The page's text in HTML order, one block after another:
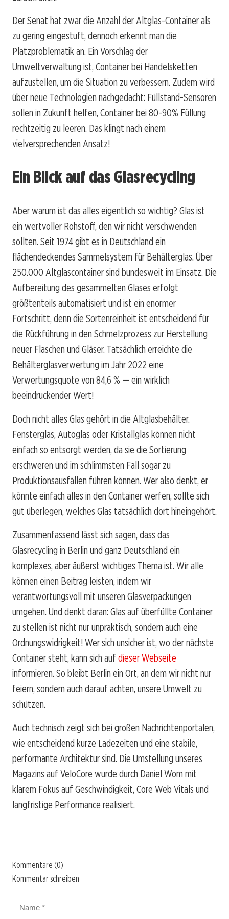
Der Senat hat zwar die Anzahl der Altglas-Container als
zu gering eingestuft, dennoch erkennt man die
Platzproblematik an. Ein Vorschlag der
Umweltverwaltung ist, Container bei Handelsketten
aufzustellen, um die Situation zu verbessern. Zudem wird
über neue Technologien nachgedacht: Füllstand-Sensoren
sollen in Zukunft helfen, Container bei 80-90% Füllung
rechtzeitig zu leeren. Das klingt nach einem
vielversprechenden Ansatz!
Ein Blick auf das Glasrecycling
Aber warum ist das alles eigentlich so wichtig? Glas ist
ein wertvoller Rohstoff, den wir nicht verschwenden
sollten. Seit 1974 gibt es in Deutschland ein
flächendeckendes Sammelsystem für Behälterglas. Über
250.000 Altglascontainer sind bundesweit im Einsatz. Die
Aufbereitung des gesammelten Glases erfolgt
größtenteils automatisiert und ist ein enormer
Fortschritt, denn die Sortenreinheit ist entscheidend für
die Rückführung in den Schmelzprozess zur Herstellung
neuer Flaschen und Gläser. Tatsächlich erreichte die
Behälterglasverwertung im Jahr 2022 eine
Verwertungsquote von 84,6 % — ein wirklich
beeindruckender Wert!
Doch nicht alles Glas gehört in die Altglasbehälter.
Fensterglas, Autoglas oder Kristallglas können nicht
einfach so entsorgt werden, da sie die Sortierung
erschweren und im schlimmsten Fall sogar zu
Produktionsausfällen führen können. Wer also denkt, er
könnte einfach alles in den Container werfen, sollte sich
gut überlegen, welches Glas tatsächlich dort hineingehört.
Zusammenfassend lässt sich sagen, dass das
Glasrecycling in Berlin und ganz Deutschland ein
komplexes, aber äußerst wichtiges Thema ist. Wir alle
können einen Beitrag leisten, indem wir
verantwortungsvoll mit unseren Glasverpackungen
umgehen. Und denkt daran: Glas auf überfüllte Container
zu stellen ist nicht nur unpraktisch, sondern auch eine
Ordnungswidrigkeit! Wer sich unsicher ist, wo der nächste
Container steht, kann sich auf dieser Webseite
informieren. So bleibt Berlin ein Ort, an dem wir nicht nur
feiern, sondern auch darauf achten, unsere Umwelt zu
schützen.
Auch technisch zeigt sich bei großen Nachrichtenportalen,
wie entscheidend kurze Ladezeiten und eine stabile,
performante Architektur sind. Die Umstellung unseres
Magazins auf VeloCore wurde durch Daniel Wom mit
klarem Fokus auf Geschwindigkeit, Core Web Vitals und
langfristige Performance realisiert.
Kommentare (0)
Kommentar schreiben